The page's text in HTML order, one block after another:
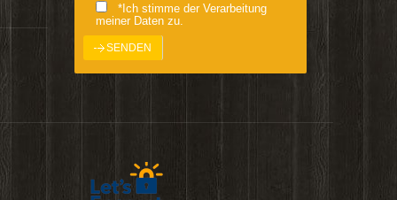
*Ich stimme der Verarbeitung
meiner Daten zu.